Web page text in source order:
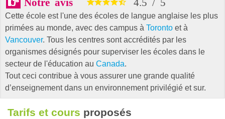
Cette école est l'une des écoles de langue anglaise les plus
primées au monde, avec des campus à Torontoet à
Vancouver. Tous les centres sont accrédités par les
organismes désignés pour superviser les écoles dans le
secteur de l'éducation au Canada.
Tout ceci contribue à vous assurer une grande qualité
d’enseignement dans un environnement privilégié et sur.
Tarifs et cours proposés